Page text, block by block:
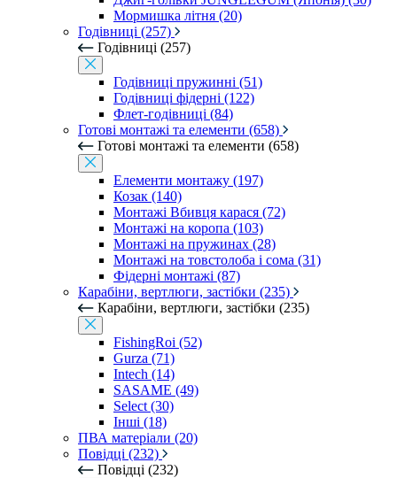
Мормишка літня (20)
Годівниці (257)
Годівниці (257)
Годівниці пружинні (51)
Годівниці фідерні (122)
Флет-годівниці (84)
Готові монтажі та елементи (658)
Готові монтажі та елементи (658)
Елементи монтажу (197)
Козак (140)
Монтажі Вбивця карася (72)
Монтажі на коропа (103)
Монтажі на пружинах (28)
Монтажі на товстолоба і сома (31)
Фідерні монтажі (87)
Карабіни, вертлюги, застібки (235)
Карабіни, вертлюги, застібки (235)
FishingRoi (52)
Gurza (71)
Intech (14)
SASAME (49)
Select (30)
Інші (18)
ПВА матеріали (20)
Повідці (232)
Повідці (232)